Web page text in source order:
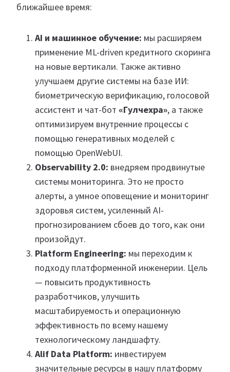
ближайшее время:
AI и машинное обучение: мы расширяем
применение ML-driven кредитного скоринга
на новые вертикали. Также активно
улучшаем другие системы на базе ИИ:
биометрическую верификацию, голосовой
ассистент и чат-бот «Гулчехра», а также
оптимизируем внутренние процессы с
помощью генеративных моделей с
помощью OpenWebUI.
Observability 2.0: внедряем продвинутые
системы мониторинга. Это не просто
алерты, а умное оповещение и мониторинг
здоровья систем, усиленный AI-
прогнозированием сбоев до того, как они
произойдут.
Platform Engineering: мы переходим к
подходу платформенной инженерии. Цель
— повысить продуктивность
разработчиков, улучшить
масштабируемость и операционную
эффективность по всему нашему
технологическому ландшафту.
Alif Data Platform: инвестируем
значительные ресурсы в нашу платформу